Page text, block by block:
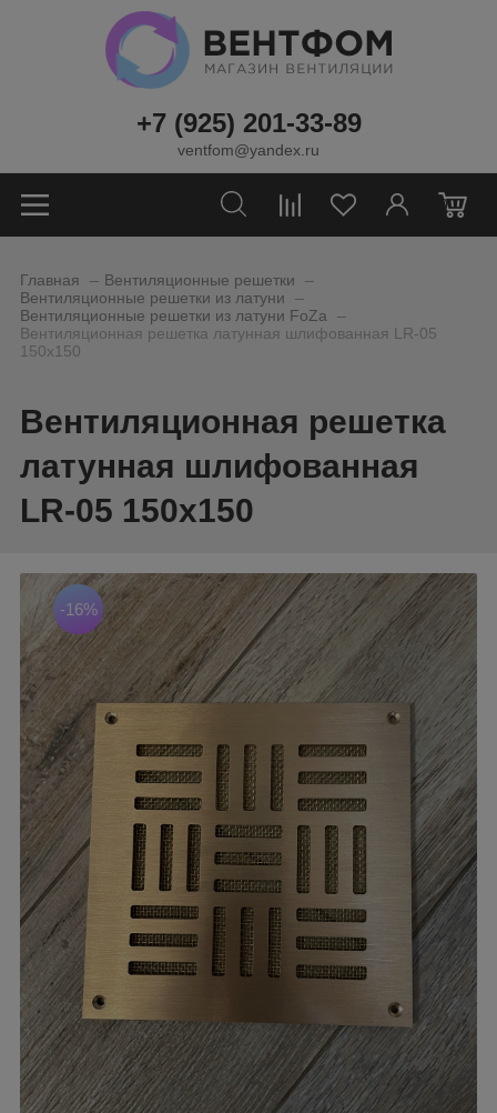
+7 (925) 201-33-89
ventfom@yandex.ru
0
Главная Вентиляционные решетки
Вентиляционные решетки из латуни _
Вентиляционные решетки из латуни FoZa
Вентиляционная решетка латунная шлифованная LR-05
150х150
Вентиляционная решетка
латунная шлифованная
LR-05 150х150
-16%